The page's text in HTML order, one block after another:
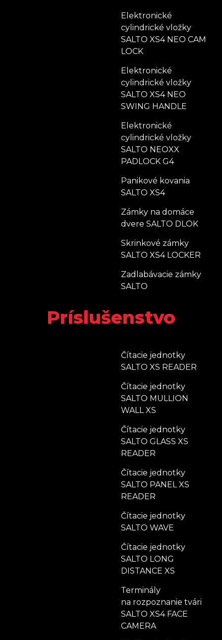
Elektronické
cylindrické vložky
SALTO XS4 NEO CAM
LOCK
Elektronické
cylindrické vložky
SALTO XS4 NEO
SWING HANDLE
Elektronické
cylindrické vložky
SALTO NEOXX
PADLOCK G4
Panikové kovania
SALTO XS4
Zámky na domáce
dvere SALTO DLOK
Skrinkové zámky
SALTO XS4 LOCKER
Zadlabávacie zámky
SALTO
Príslušenstvo
Čítacie jednotky
SALTO XS READER
Čítacie jednotky
SALTO MULLION
WALL XS
Čítacie jednotky
SALTO GLASS XS
READER
Čítacie jednotky
SALTO PANEL XS
READER
Čítacie jednotky
SALTO WAVE
Čítacie jednotky
SALTO LONG
DISTANCE XS
Terminály
na rozpoznanie tvári
SALTO XS4 FACE
CAMERA